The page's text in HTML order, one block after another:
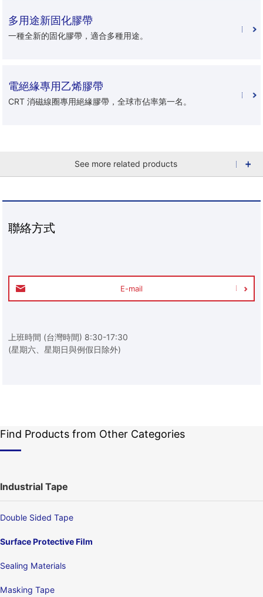
多用途新固化膠帶
一種全新的固化膠帶，適合多種用途。
電絕緣專用乙烯膠帶
CRT 消磁線圈專用絕緣膠帶，全球市佔率第一名。
See more related products
聯絡方式
E-mail
上班時間 (台灣時間) 8:30-17:30
(星期六、星期日與例假日除外)
Find Products from Other Categories
Industrial Tape
Double Sided Tape
Surface Protective Film
Sealing Materials
Masking Tape